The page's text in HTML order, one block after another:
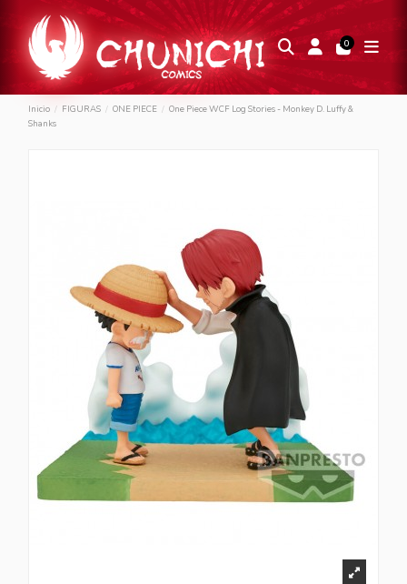
0
Inicio FIGURAS ONE PIECE
One Piece WCF Log Stories - Monkey D. Luffy &
Shanks